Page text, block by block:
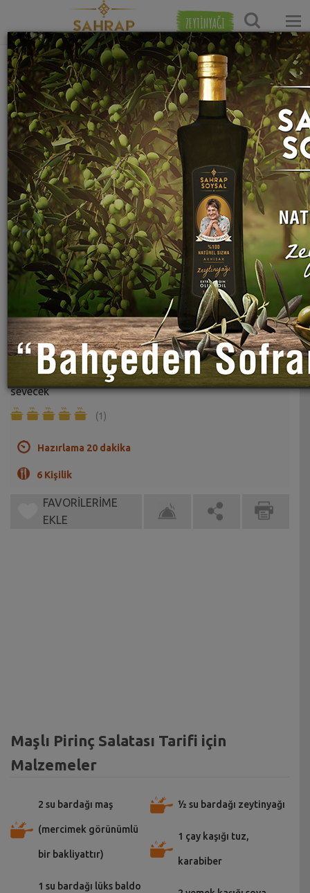
ZEYTİNYAĞI
Ana Sayfa Salata Tarifleri
Maşlı Pirinç Salatası Tarifi
Sahrap Soysal
Bol bakliyatlı harika bir salata tarifi. Misafirleriniz çok
sevecek
(1)
Hazırlama 20 dakika
6 Kişilik
FAVORİLERİME
EKLE
Maşlı Pirinç Salatası Tarifi için
Malzemeler
2 su bardağı maş
(mercimek görünümlü
bir bakliyattır)
1 su bardağı lüks baldo
½ su bardağı zeytinyağı
1 çay kaşığı tuz,
karabiber